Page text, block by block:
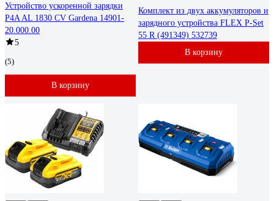
Устройство ускоренной зарядки
P4A AL 1830 CV Gardena 14901-
20.000.00
5
(5)
В корзину
Комплект из двух аккумуляторов и
зарядного устройства FLEX P-Set
55 R (491349) 532739
В корзину